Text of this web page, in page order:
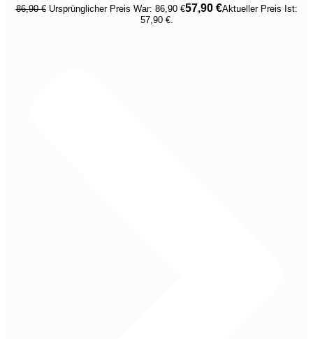
86,90€ Ursprünglicher Preis War: 86,90 €57,90 €Aktueller Preis Ist:
57,90 €.